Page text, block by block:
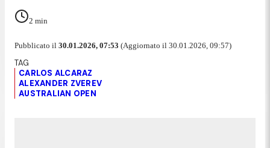
2 min
Pubblicato il 30.01.2026, 07:53 (Aggiornato il 30.01.2026, 09:57)
CARLOS ALCARAZ
ALEXANDER ZVEREV
AUSTRALIAN OPEN